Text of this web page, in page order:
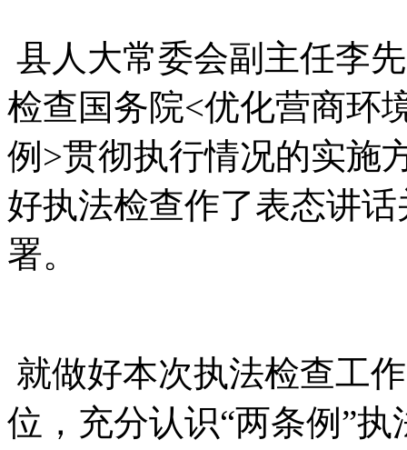
县人大常委会副主任李
检查国务院<优化营商环
例>贯彻执行情况的实施
好执法检查作了表态讲
署。
就做好本次执法检查工
位，充分认识“两条例”